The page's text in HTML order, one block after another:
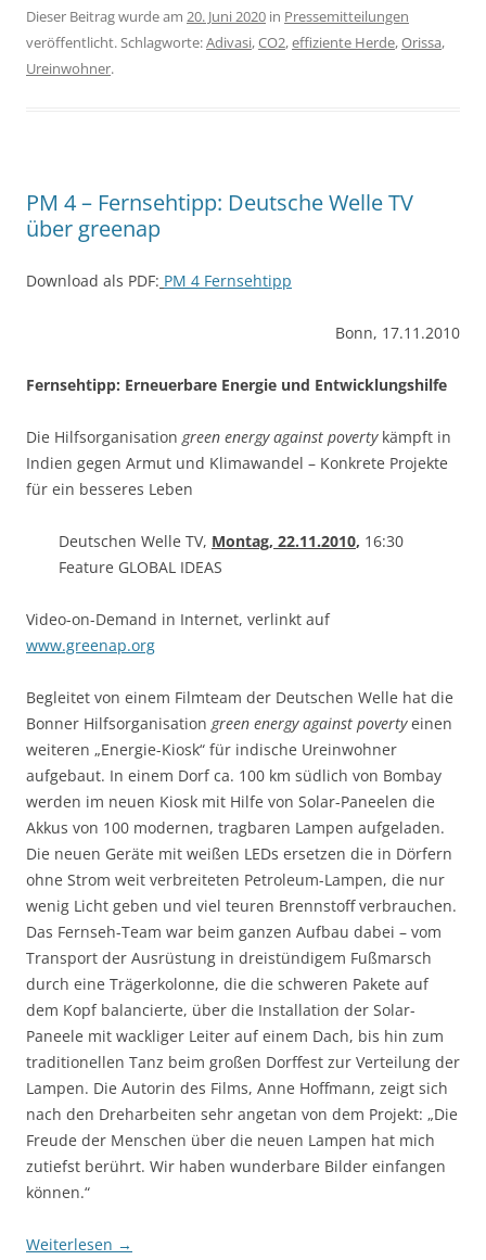
Dieser Beitrag wurde am 20. Juni 2020 in Pressemitteilungen
veröffentlicht. Schlagworte:Adivasi,CO2,effiziente Herde,Orissa,
Ureinwohner.
PM 4 – Fernsehtipp: Deutsche Welle TV
über greenap
Download als PDF: PM 4 Fernsehtipp
Bonn, 17.11.2010
Fernsehtipp: Erneuerbare Energie und Entwicklungshilfe
Die Hilfsorganisation green energy against poverty kämpft in
Indien gegen Armut und Klimawandel – Konkrete Projekte
für ein besseres Leben
Deutschen Welle TV, Montag, 22.11.2010, 16:30
Feature GLOBAL IDEAS
Video-on-Demand in Internet, verlinkt auf
www.greenap.org
Begleitet von einem Filmteam der Deutschen Welle hat die
Bonner Hilfs­organisation green energy against povertyeinen
weiteren „Energie-Kiosk“ für indische Ureinwohner
aufgebaut. In einem Dorf ca. 100 km südlich von Bombay
werden im neuen Kiosk mit Hilfe von Solar-Paneelen die
Akkus von 100 modernen, tragbaren Lampen aufgeladen.
Die neuen Geräte mit weißen LEDs ersetzen die in Dörfern
ohne Strom weit ver­brei­teten Petro­leum-Lampen, die nur
wenig Licht geben und viel teuren Brenn­stoff ver­brauchen.
Das Fernseh-Team war beim ganzen Aufbau dabei – vom
Trans­port der Ausrüstung in dreistündigem Fußmarsch
durch eine Träger­kolonne, die die schweren Pakete auf
dem Kopf balan­cierte, über die Installa­tion der Solar-
Paneele mit wackliger Leiter auf einem Dach, bis hin zum
tradi­tion­ellen Tanz beim großen Dorffest zur Verteilung der
Lampen. Die Autorin des Films, Anne Hoff­mann, zeigt sich
nach den Dreharbeiten sehr angetan von dem Projekt: „Die
Freude der Menschen über die neuen Lampen hat mich
zutiefst berührt. Wir haben wunderbare Bilder einfangen
können.“
Weiterlesen →